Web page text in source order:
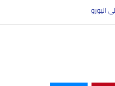
اليورو